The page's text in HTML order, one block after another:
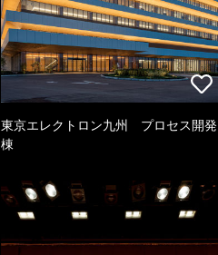
東京エレクトロン九州 プロセス開発
棟